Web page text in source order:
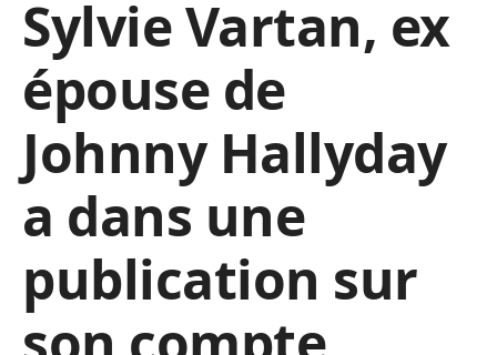
Sylvie Vartan, ex
épouse de
Johnny Hallyday
a dans une
publication sur